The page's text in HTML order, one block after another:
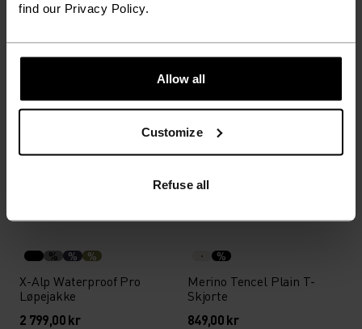
find our Privacy Policy.
Allow all
Customize
Refuse all
1 199,00 kr
Warm
Active Warm Base Layer
% % %
Merino Tencel Hyper Map
T-Skjorte
% % %
X-Alp Waterproof Pro
Løpejakke
2 799,00 kr
%
Merino Tencel Plain T-
Skjorte
849,00 kr